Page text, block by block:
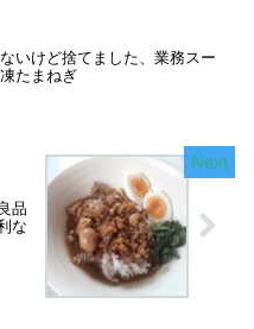
いけど捨てました、業務スー
たまねぎ
品
な